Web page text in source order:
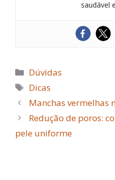
saudável
Categorias
Dúvidas
Tags
Dicas
Manchas vermelhas
Redução de poros:
pele uniforme